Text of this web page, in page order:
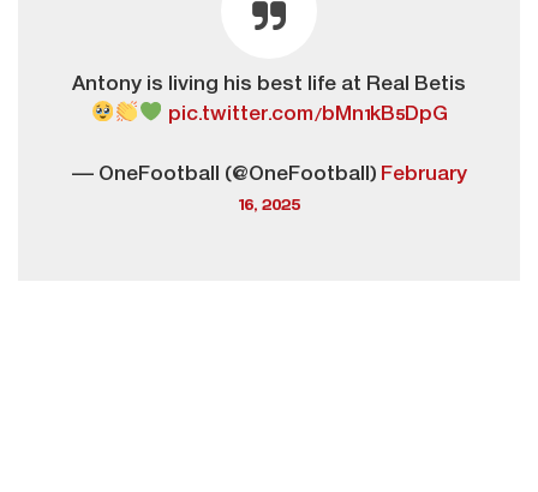
Antony is living his best life at Real Betis
pic.twitter.com/bMn1kB5DpG
— OneFootball (@OneFootball) February
16, 2025